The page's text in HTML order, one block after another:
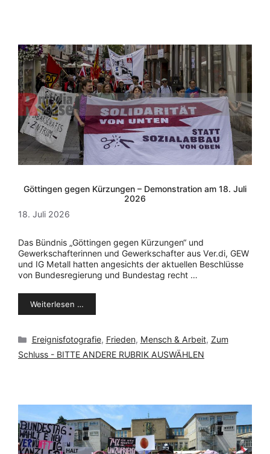
Göttingen gegen Kürzungen – Demonstration am 18. Juli
2026
18. Juli 2026
Das Bündnis „Göttingen gegen Kürzungen“ und
Gewerkschafterinnen und Gewerkschafter aus Ver.di, GEW
und IG Metall hatten angesichts der aktuellen Beschlüsse
von Bundesregierung und Bundestag recht …
Weiterlesen …
Kategorien
Ereignisfotografie, Frieden, Mensch & Arbeit, Zum
Schluss - BITTE ANDERE RUBRIK AUSWÄHLEN